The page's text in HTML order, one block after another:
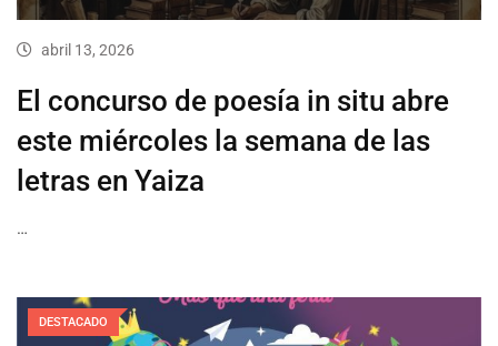
abril 13, 2026
El concurso de poesía in situ abre
este miércoles la semana de las
letras en Yaiza
…
DESTACADO